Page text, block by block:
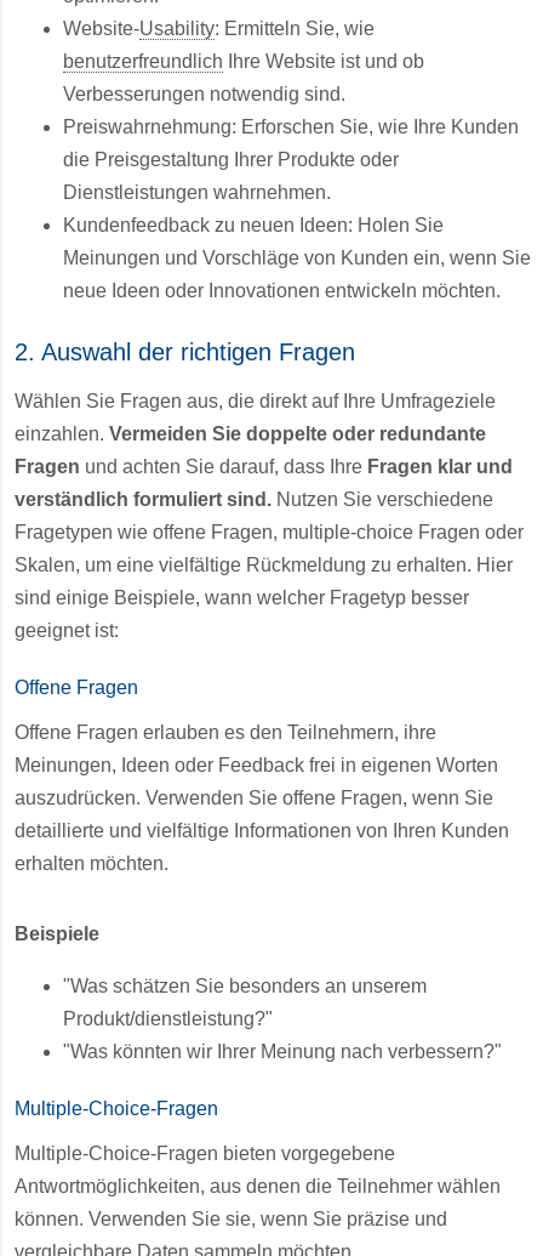
Website-Usability: Ermitteln Sie, wie
benutzerfreundlich Ihre Website ist und ob
Verbesserungen notwendig sind.
Preiswahrnehmung: Erforschen Sie, wie Ihre Kunden
die Preisgestaltung Ihrer Produkte oder
Dienstleistungen wahrnehmen.
Kundenfeedback zu neuen Ideen: Holen Sie
Meinungen und Vorschläge von Kunden ein, wenn Sie
neue Ideen oder Innovationen entwickeln möchten.
2. Auswahl der richtigen Fragen
Wählen Sie Fragen aus, die direkt auf Ihre Umfrageziele
einzahlen. Vermeiden Sie doppelte oder redundante
Fragen und achten Sie darauf, dass Ihre Fragen klar und
verständlich formuliert sind. Nutzen Sie verschiedene
Fragetypen wie offene Fragen, multiple-choice Fragen oder
Skalen, um eine vielfältige Rückmeldung zu erhalten. Hier
sind einige Beispiele, wann welcher Fragetyp besser
geeignet ist:
Offene Fragen
Offene Fragen erlauben es den Teilnehmern, ihre
Meinungen, Ideen oder Feedback frei in eigenen Worten
auszudrücken. Verwenden Sie offene Fragen, wenn Sie
detaillierte und vielfältige Informationen von Ihren Kunden
erhalten möchten.
Beispiele
"Was schätzen Sie besonders an unserem
Produkt/dienstleistung?"
"Was könnten wir Ihrer Meinung nach verbessern?"
Multiple-Choice-Fragen
Multiple-Choice-Fragen bieten vorgegebene
Antwortmöglichkeiten, aus denen die Teilnehmer wählen
können. Verwenden Sie sie, wenn Sie präzise und
vergleichbare Daten sammeln möchten.